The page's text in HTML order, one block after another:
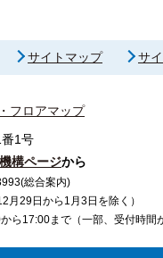
サイトマップ サ
フロアマップ
1号
構ページから
総合案内)
月29日から1月3日を除く）
17:00まで（一部、受付時間